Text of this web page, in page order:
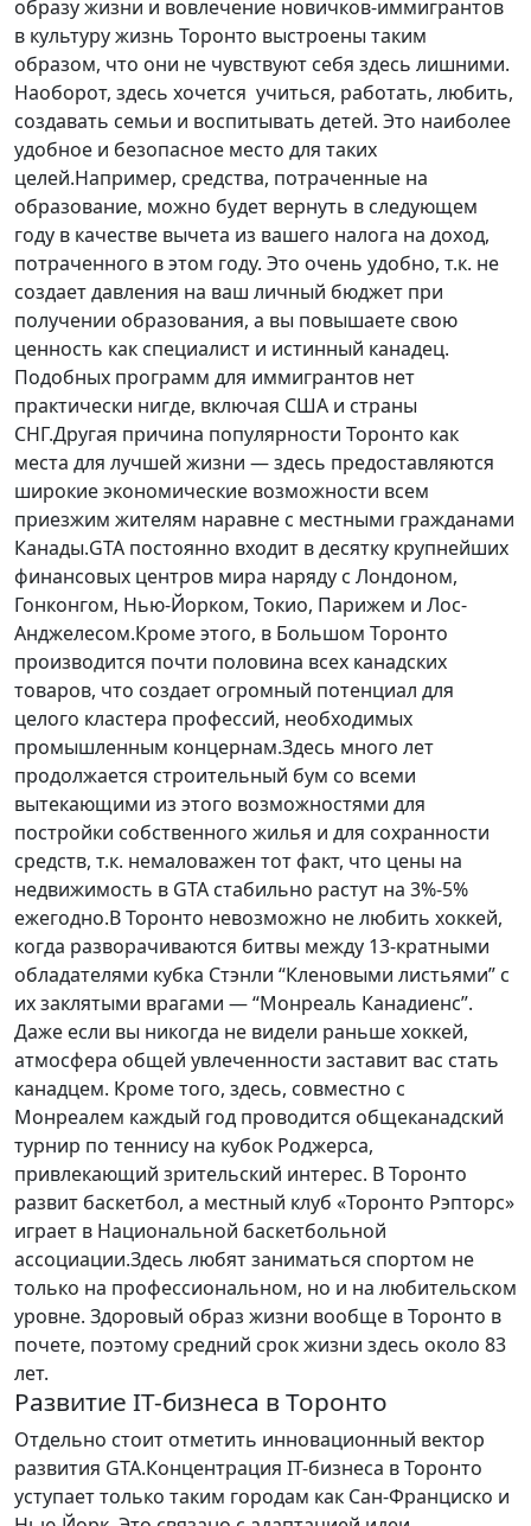
образу жизни и вовлечение новичков-иммигрантов
в культуру жизнь Торонто выстроены таким
образом, что они не чувствуют себя здесь лишними.
Наоборот, здесь хочется учиться, работать, любить,
создавать семьи и воспитывать детей. Это наиболее
удобное и безопасное место для таких
целей.Например, средства, потраченные на
образование, можно будет вернуть в следующем
году в качестве вычета из вашего налога на доход,
потраченного в этом году. Это очень удобно, т.к. не
создает давления на ваш личный бюджет при
получении образования, а вы повышаете свою
ценность как специалист и истинный канадец.
Подобных программ для иммигрантов нет
практически нигде, включая США и страны
СНГ.Другая причина популярности Торонто как
места для лучшей жизни — здесь предоставляются
широкие экономические возможности всем
приезжим жителям наравне с местными гражданами
Канады.GTA постоянно входит в десятку крупнейших
финансовых центров мира наряду с Лондоном,
Гонконгом, Нью-Йорком, Токио, Парижем и Лос-
Анджелесом.Кроме этого, в Большом Торонто
производится почти половина всех канадских
товаров, что создает огромный потенциал для
целого кластера профессий, необходимых
промышленным концернам.Здесь много лет
продолжается строительный бум со всеми
вытекающими из этого возможностями для
постройки собственного жилья и для сохранности
средств, т.к. немаловажен тот факт, что цены на
недвижимость в GTA стабильно растут на 3%-5%
ежегодно.В Торонто невозможно не любить хоккей,
когда разворачиваются битвы между 13-кратными
обладателями кубка Стэнли “Кленовыми листьями” с
их заклятыми врагами — “Монреаль Канадиенс”.
Даже если вы никогда не видели раньше хоккей,
атмосфера общей увлеченности заставит вас стать
канадцем. Кроме того, здесь, совместно с
Монреалем каждый год проводится общеканадский
турнир по теннису на кубок Роджерса,
привлекающий зрительский интерес. В Торонто
развит баскетбол, а местный клуб «Торонто Рэпторс»
играет в Национальной баскетбольной
ассоциации.Здесь любят заниматься спортом не
только на профессиональном, но и на любительском
уровне. Здоровый образ жизни вообще в Торонто в
почете, поэтому средний срок жизни здесь около 83
лет.
Развитие IT-бизнеса в Торонто
Отдельно стоит отметить инновационный вектор
развития GTA.Концентрация IT-бизнеса в Торонто
уступает только таким городам как Сан-Франциско и